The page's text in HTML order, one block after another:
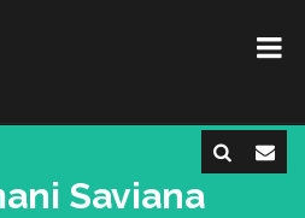
Saviana